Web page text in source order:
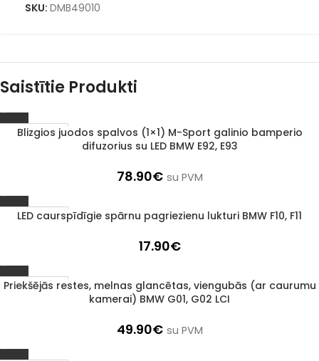
SKU: DMB49010
Saistītie Produkti
1–3 d. d.
Blizgios juodos spalvos (1×1) M-Sport galinio bamperio
difuzorius su LED BMW E92, E93
78.90€ su PVM
1–3 d. d.
LED caurspīdīgie spārnu pagriezienu lukturi BMW F10, F11
17.90€
1–3 d. d.
Priekšējās restes, melnas glancētas, viengubās (ar caurumu
kamerai) BMW G01, G02 LCI
49.90€ su PVM